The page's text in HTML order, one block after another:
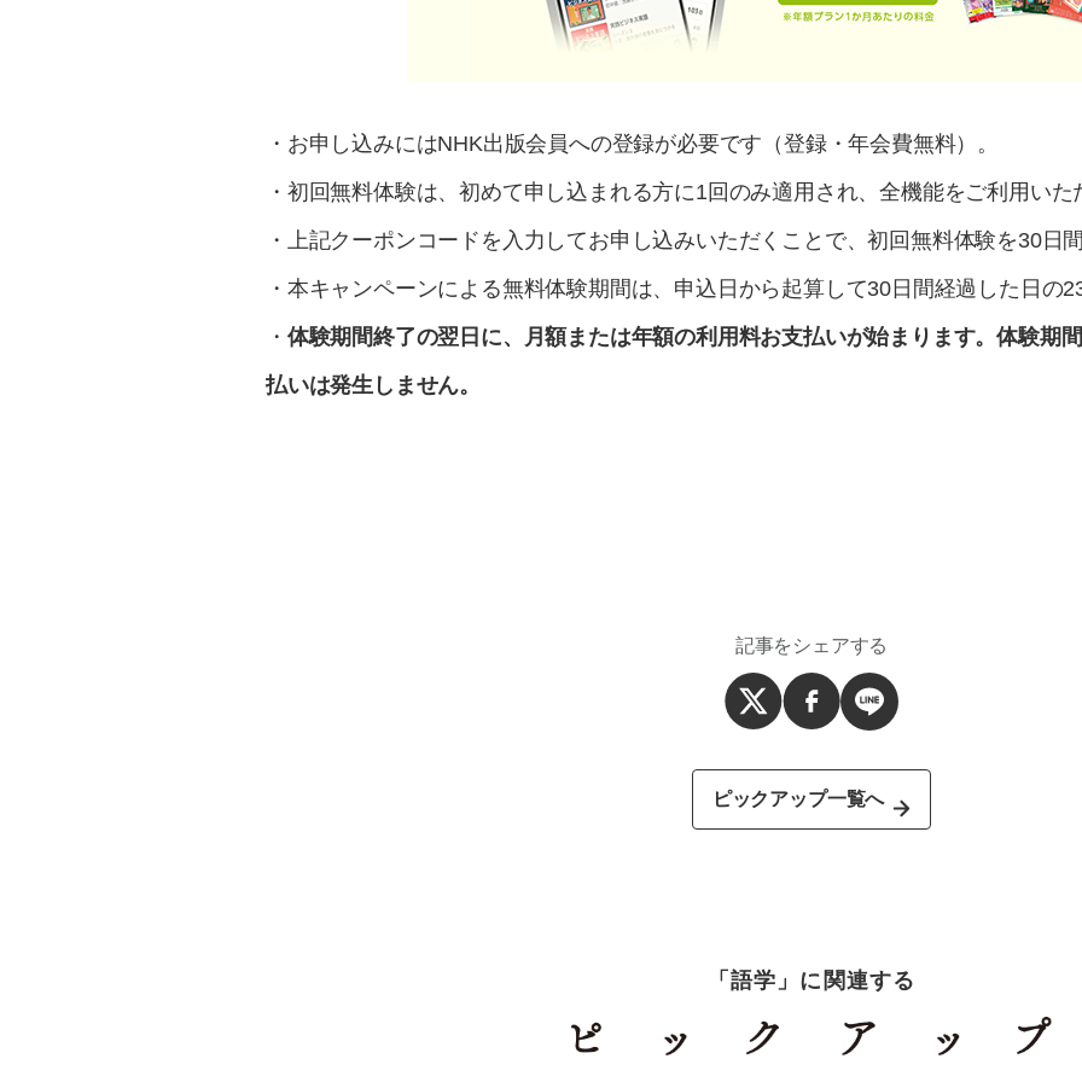
・お申し込みにはNHK出版会員への登録が必要です（登録・年会費無料）。
・初回無料体験は、初めて申し込まれる方に1回のみ適用され、全機能をご利用いた
・上記クーポンコードを入力してお申し込みいただくことで、初回無料体験を30日
・本キャンペーンによる無料体験期間は、申込日から起算して30日間経過した日の
・ 体験期間終了の翌日に、月額または年額の利用料お支払いが始まります。体験期
払いは発生しません。
記事をシェアする
ピックアップ一覧へ
「語学」に関連する